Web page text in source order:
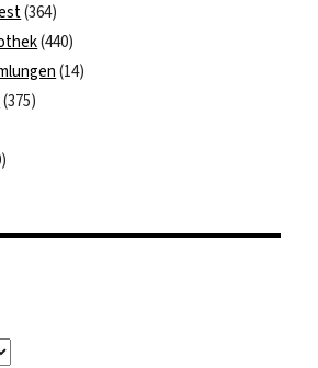
(364)
(440)
(14)
(375)